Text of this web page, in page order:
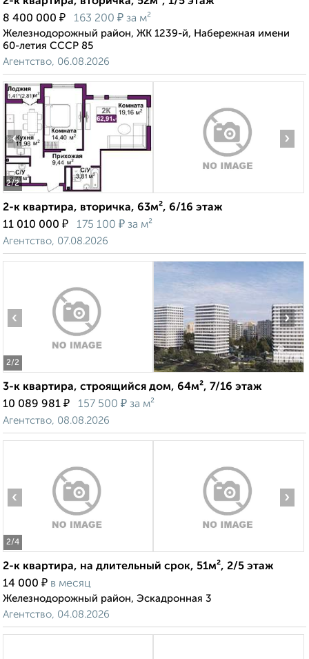
8 400 000 ₽ 163 200 ₽ за м²
Железнодорожный район, ЖК 1239-й, Набережная имени
60-летия СССР 85
Агентство, 06.08.2026
2/2
‹ ›
2-к квартира, вторичка, 63м², 6/16 этаж
11 010 000 ₽ 175 100 ₽ за м²
Агентство, 07.08.2026
2/2
‹ ›
3-к квартира, строящийся дом, 64м², 7/16 этаж
10 089 981 ₽ 157 500 ₽ за м²
Агентство, 08.08.2026
2/4
‹ ›
2-к квартира, на длительный срок, 51м², 2/5 этаж
14 000 ₽ в месяц
Железнодорожный район, Эскадронная 3
Агентство, 04.08.2026